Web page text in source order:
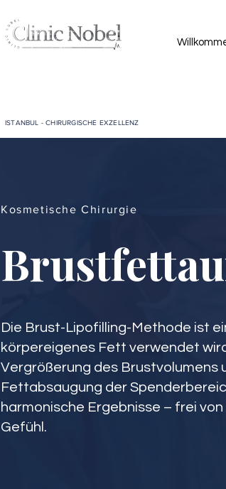
ISTANBUL - CHIRURGISCHE EXZELLENZ
Kosmetische Chirurgie
Die Brust-Lipofilling-Methode ist
körpereigenes Fett verwendet
Vergrößerung des
Fettabsaugung der
harmonische Ergebnisse – frei
Gefühl.